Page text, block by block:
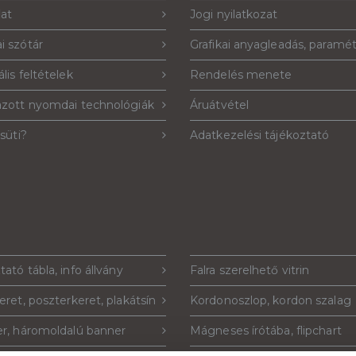
szótár
feltételek
nyomdai technológiák
Jogi nyilatkozat
Grafikai anyagleadás,
Rendelés menete
Áruátvétel
Adatkezelési tájékoztató
tábla, info állvány
poszterkeret, plakátsín
háromoldalú banner
Falra szerelhető vitrin
Kordonoszlop, kordon szalag
Mágneses írótába, flipchart